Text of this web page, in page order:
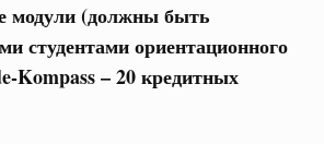
модули (должны быть
студентами ориентационного
Kompass – 20 кредитных